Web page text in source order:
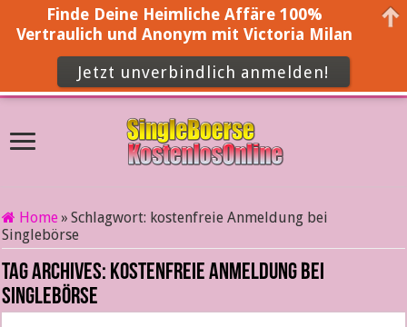
Home » Schlagwort: kostenfreie Anmeldung bei
Singlebörse
Tag Archives: kostenfreie Anmeldung bei
Singlebörse
Finde Deine Heimliche Affäre 100%
Vertraulich und Anonym mit Victoria Milan
Jetzt unverbindlich anmelden!